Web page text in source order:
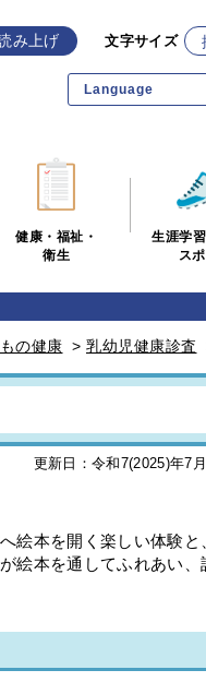
み上げ 文字サイズ
Language
健康・福祉・
衛生
生涯学
ス
の健康 > 乳幼児健康診査
更新日：令和7(2025)年7
絵本を開く楽しい体験
絵本を通してふれあい